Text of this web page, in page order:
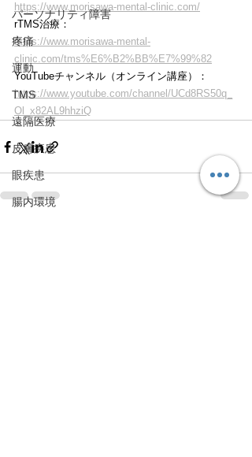
パーソナリティ障害
疼痛
運動
TMS
遠隔医療
皮膚疾患
眼疾患
腸内環境
https://www.morisawa-mental-clinic.com/
rTMS治療：
https://www.morisawa-mental-
clinic.com/tms%E6%B2%BB%E7%99%82
YouTubeチャンネル（オンライン講座）：
https://www.youtube.com/channel/UCd8RS50q_
Ol_x82AL9hhziQ